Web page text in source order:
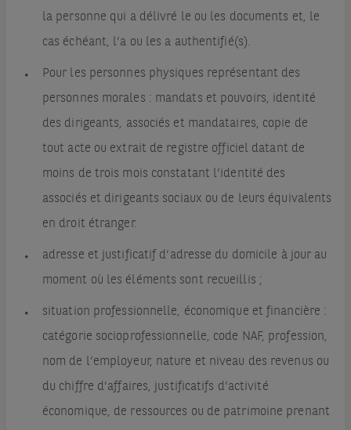
la personne qui a délivré le ou les documents et, le
cas échéant, l’a ou les a authentifié(s).
Pour les personnes physiques représentant des
personnes morales : mandats et pouvoirs, identité
des dirigeants, associés et mandataires, copie de
tout acte ou extrait de registre officiel datant de
moins de trois mois constatant l’identité des
associés et dirigeants sociaux ou de leurs équivalents
en droit étranger.
adresse et justificatif d’adresse du domicile à jour au
moment où les éléments sont recueillis ;
situation professionnelle, économique et financière :
catégorie socioprofessionnelle, code NAF, profession,
nom de l’employeur, nature et niveau des revenus ou
du chiffre d’affaires, justificatifs d’activité
économique, de ressources ou de patrimoine prenant